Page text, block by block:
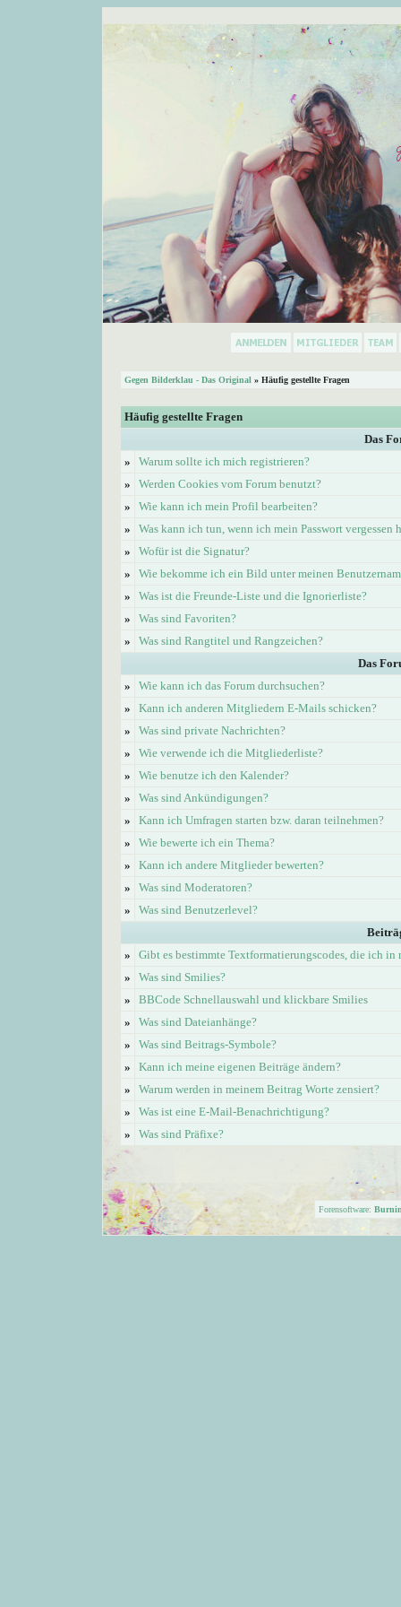
Gegen Bilderklau - Das Original » Häufig gestellte Fragen
Häufig gestellte Fragen
Das
»
Warum sollte ich mich registrieren?
»
Werden Cookies vom Forum benutzt?
»
Wie kann ich mein Profil bearbeiten?
»
Was kann ich tun, wenn ich mein Passwort vergessen
»
Wofür ist die Signatur?
»
Wie bekomme ich ein Bild unter meinen
»
Was ist die Freunde-Liste und die Ignorierliste?
»
Was sind Favoriten?
»
Was sind Rangtitel und Rangzeichen?
Das
»
Wie kann ich das Forum durchsuchen?
»
Kann ich anderen Mitgliedern E-Mails schicken?
»
Was sind private Nachrichten?
»
Wie verwende ich die Mitgliederliste?
»
Wie benutze ich den Kalender?
»
Was sind Ankündigungen?
»
Kann ich Umfragen starten bzw. daran teilnehmen?
»
Wie bewerte ich ein Thema?
»
Kann ich andere Mitglieder bewerten?
»
Was sind Moderatoren?
»
Was sind Benutzerlevel?
»
Gibt es bestimmte Textformatierungscodes, die ich
»
Was sind Smilies?
»
BBCode Schnellauswahl und klickbare Smilies
»
Was sind Dateianhänge?
»
Was sind Beitrags-Symbole?
»
Kann ich meine eigenen Beiträge ändern?
»
Warum werden in meinem Beitrag Worte zensiert?
»
Was ist eine E-Mail-Benachrichtigung?
»
Was sind Präfixe?
Forensoftware: